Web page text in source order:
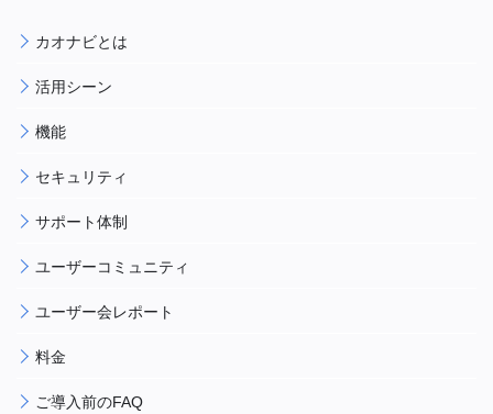
カオナビとは
活用シーン
機能
セキュリティ
サポート体制
ユーザーコミュニティ
ユーザー会レポート
料金
ご導入前のFAQ